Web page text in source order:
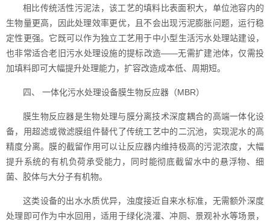
相比传统活性污泥法，该工艺的填料比表面积大，单位池容内的
生物量更高，因此处理效率更优，且不会出现污泥膨胀问题，运行稳
定性更强。它既可以作为独立工艺用于中小型生活污水处理站建设，
也非常适合老旧污水处理设施的提标改造——无需扩建池体，仅需投
加填料即可大幅提升处理能力，扩容改造成本低、周期短。
四、 一体化污水处理设备膜生物反应器（MBR）
膜生物反应器是生物处理与膜分离技术深度耦合的高端一体化设
备，用超滤或微滤膜组件替代了传统工艺中的二沉池，实现泥水的高
精度分离。膜的截留作用可以让反应器内维持极高的污泥浓度，大幅
提升系统的有机负荷承受能力，同时能彻底截留水中的悬浮物、细
菌、胶体与大分子有机物。
这类设备的出水水质优异，浊度接近自来水标准，无需额外深度
处理即可作为中水回用，适用于绿化浇灌、冲厕、景观补水等场景，